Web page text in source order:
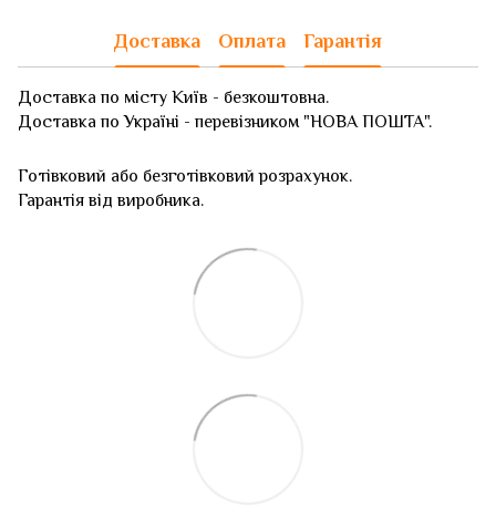
Доставка Оплата Гарантія
Доставка по місту Київ - безкоштовна.
Доставка по Україні - перевізником "НОВА ПОШТА".
Готівковий або безготівковий розрахунок.
Гарантія від виробника.